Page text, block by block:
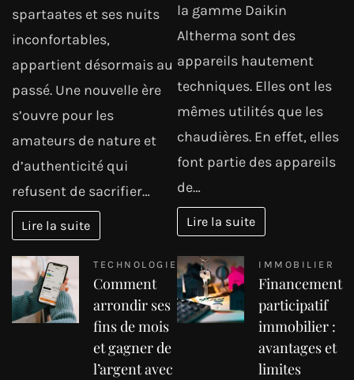
spartaates et ses nuits
inconfortables,
appartient désormais au
passé. Une nouvelle ère
s’ouvre pour les
amateurs de nature et
d’authenticité qui
refusent de sacrifier…
Lire la suite
la gamme Daikin
Altherma sont des
appareils hautement
techniques. Elles ont les
mêmes utilités que les
chaudières. En effet, elles
font partie des appareils
de…
Lire la suite
TECHNOLOGIE
Comment
arrondir ses
fins de mois
et gagner de
l’argent avec
IMMOBILIER
Financement
participatif
immobilier :
avantages et
limites